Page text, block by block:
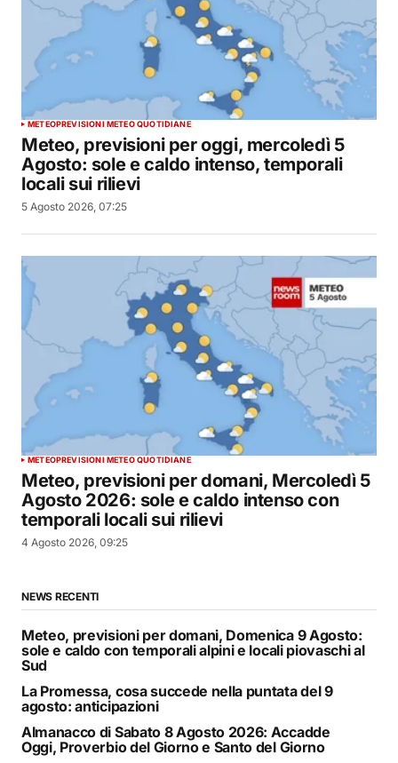
METEOPREVISIONI METEO QUOTIDIANE
Meteo, previsioni per oggi, mercoledì 5
Agosto: sole e caldo intenso, temporali
locali sui rilievi
5 Agosto 2026, 07:25
METEOPREVISIONI METEO QUOTIDIANE
Meteo, previsioni per domani, Mercoledì 5
Agosto 2026: sole e caldo intenso con
temporali locali sui rilievi
4 Agosto 2026, 09:25
NEWS RECENTI
Meteo, previsioni per domani, Domenica 9 Agosto:
sole e caldo con temporali alpini e locali piovaschi al
Sud
La Promessa, cosa succede nella puntata del 9
agosto: anticipazioni
Almanacco di Sabato 8 Agosto 2026: Accadde
Oggi, Proverbio del Giorno e Santo del Giorno